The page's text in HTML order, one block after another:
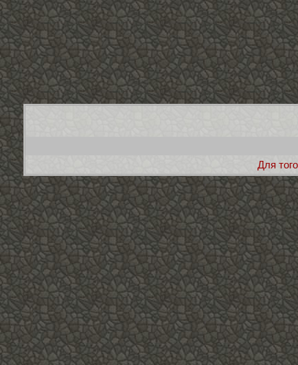
Для